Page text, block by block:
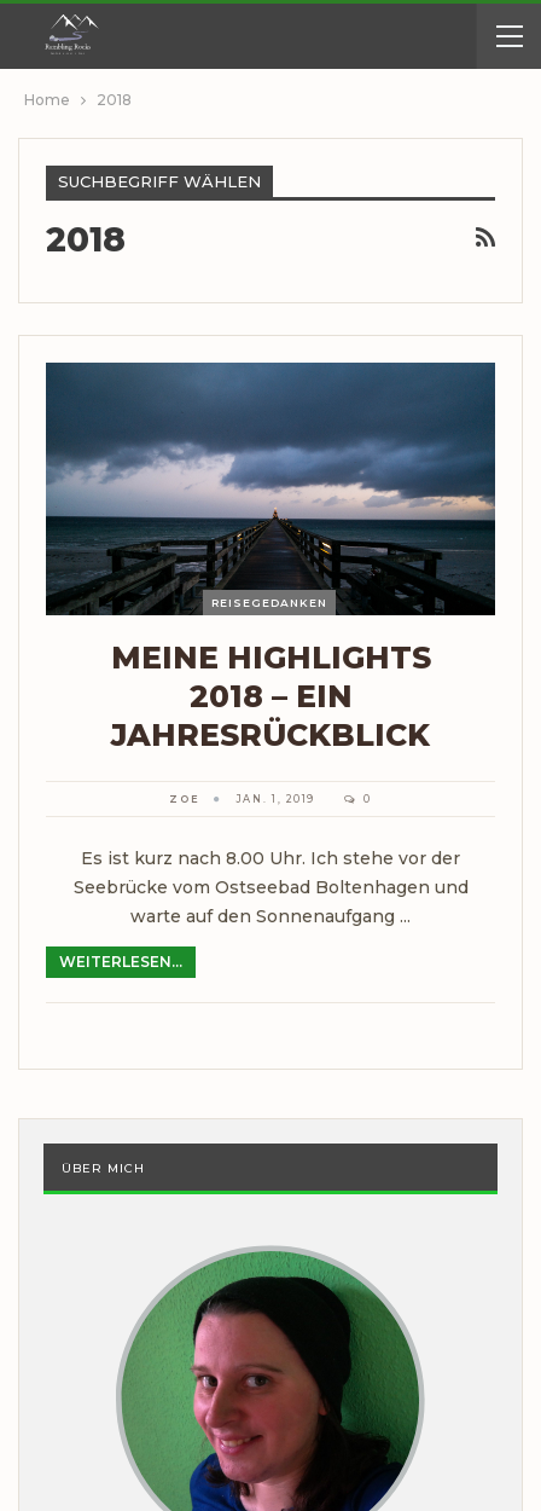
Home 2018
SUCHBEGRIFF WÄHLEN
2018
REISEGEDANKEN
MEINE HIGHLIGHTS
2018 – EIN
JAHRESRÜCKBLICK
ZOE JAN. 1, 2019 0
Es ist kurz nach 8.00 Uhr. Ich stehe vor der
Seebrücke vom Ostseebad Boltenhagen und
warte auf den Sonnenaufgang ...
WEITERLESEN...
ÜBER MICH